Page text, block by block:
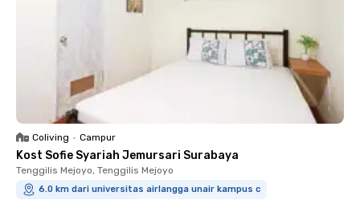
Coliving • Campur
Kost Sofie Syariah Jemursari Surabaya
Tenggilis Mejoyo, Tenggilis Mejoyo
6.0 km dari universitas airlangga unair kampus c